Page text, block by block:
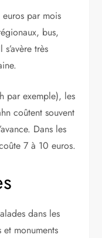
par mois
bus,
très
par exemple), les
coûtent souvent
Dans les
7 à 10 euros.
dans les
monuments